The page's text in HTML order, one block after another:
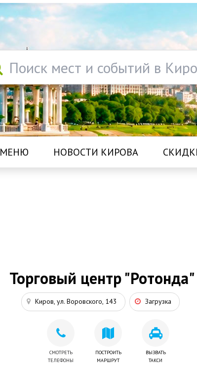
Поиск мест и событий в
МЕНЮ НОВОСТИ КИРОВА
Торговый центр "Ротонда"
Киров, ул. Воровского, 143 Загрузка
СМОТРЕТЬ
ТЕЛЕФОНЫ
ПОСТРОИТЬ
МАРШРУТ
ВЫЗВАТЬ
ТАКСИ